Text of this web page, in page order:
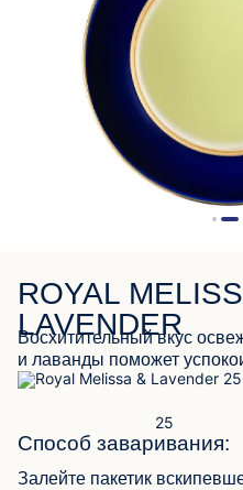
ROYAL
LAVENDER
Восхитительный вкус
и лаванды поможет
Способ заваривания:
Залейте пакетик